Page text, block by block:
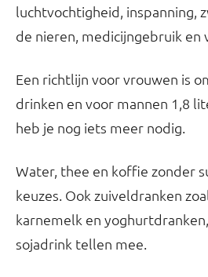
luchtvochtigheid, inspanning,
de nieren, medicijngebruik en
Een richtlijn voor vrouwen is
drinken en voor mannen 1,8
heb je nog iets meer nodig.
Water, thee en koffie zonder
keuzes. Ook zuiveldranken
karnemelk en
sojadrink tellen mee.